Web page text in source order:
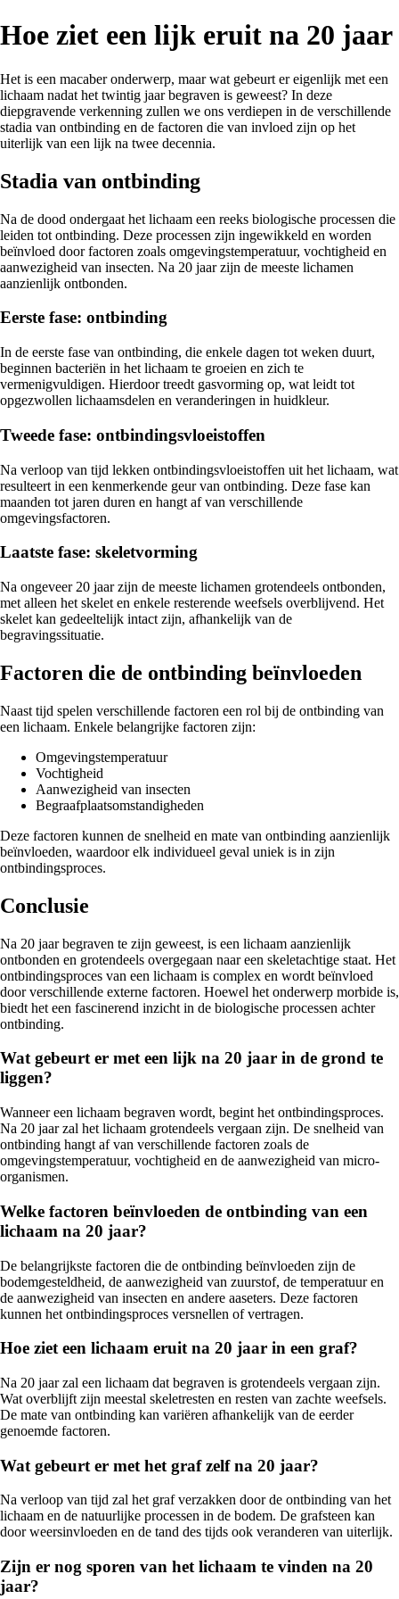
Hoe ziet een lijk eruit na 20 jaar
Het is een macaber onderwerp, maar wat gebeurt er eigenlijk met een
lichaam nadat het twintig jaar begraven is geweest? In deze
diepgravende verkenning zullen we ons verdiepen in de verschillende
stadia van ontbinding en de factoren die van invloed zijn op het
uiterlijk van een lijk na twee decennia.
Stadia van ontbinding
Na de dood ondergaat het lichaam een reeks biologische processen die
leiden tot ontbinding. Deze processen zijn ingewikkeld en worden
beïnvloed door factoren zoals omgevingstemperatuur, vochtigheid en
aanwezigheid van insecten. Na 20 jaar zijn de meeste lichamen
aanzienlijk ontbonden.
Eerste fase: ontbinding
In de eerste fase van ontbinding, die enkele dagen tot weken duurt,
beginnen bacteriën in het lichaam te groeien en zich te
vermenigvuldigen. Hierdoor treedt gasvorming op, wat leidt tot
opgezwollen lichaamsdelen en veranderingen in huidkleur.
Tweede fase: ontbindingsvloeistoffen
Na verloop van tijd lekken ontbindingsvloeistoffen uit het lichaam, wat
resulteert in een kenmerkende geur van ontbinding. Deze fase kan
maanden tot jaren duren en hangt af van verschillende
omgevingsfactoren.
Laatste fase: skeletvorming
Na ongeveer 20 jaar zijn de meeste lichamen grotendeels ontbonden,
met alleen het skelet en enkele resterende weefsels overblijvend. Het
skelet kan gedeeltelijk intact zijn, afhankelijk van de
begravingssituatie.
Factoren die de ontbinding beïnvloeden
Naast tijd spelen verschillende factoren een rol bij de ontbinding van
een lichaam. Enkele belangrijke factoren zijn:
Omgevingstemperatuur
Vochtigheid
Aanwezigheid van insecten
Begraafplaatsomstandigheden
Deze factoren kunnen de snelheid en mate van ontbinding aanzienlijk
beïnvloeden, waardoor elk individueel geval uniek is in zijn
ontbindingsproces.
Conclusie
Na 20 jaar begraven te zijn geweest, is een lichaam aanzienlijk
ontbonden en grotendeels overgegaan naar een skeletachtige staat. Het
ontbindingsproces van een lichaam is complex en wordt beïnvloed
door verschillende externe factoren. Hoewel het onderwerp morbide is,
biedt het een fascinerend inzicht in de biologische processen achter
ontbinding.
Wat gebeurt er met een lijk na 20 jaar in de grond te
liggen?
Wanneer een lichaam begraven wordt, begint het ontbindingsproces.
Na 20 jaar zal het lichaam grotendeels vergaan zijn. De snelheid van
ontbinding hangt af van verschillende factoren zoals de
omgevingstemperatuur, vochtigheid en de aanwezigheid van micro-
organismen.
Welke factoren beïnvloeden de ontbinding van een
lichaam na 20 jaar?
De belangrijkste factoren die de ontbinding beïnvloeden zijn de
bodemgesteldheid, de aanwezigheid van zuurstof, de temperatuur en
de aanwezigheid van insecten en andere aaseters. Deze factoren
kunnen het ontbindingsproces versnellen of vertragen.
Hoe ziet een lichaam eruit na 20 jaar in een graf?
Na 20 jaar zal een lichaam dat begraven is grotendeels vergaan zijn.
Wat overblijft zijn meestal skeletresten en resten van zachte weefsels.
De mate van ontbinding kan variëren afhankelijk van de eerder
genoemde factoren.
Wat gebeurt er met het graf zelf na 20 jaar?
Na verloop van tijd zal het graf verzakken door de ontbinding van het
lichaam en de natuurlijke processen in de bodem. De grafsteen kan
door weersinvloeden en de tand des tijds ook veranderen van uiterlijk.
Zijn er nog sporen van het lichaam te vinden na 20
jaar?